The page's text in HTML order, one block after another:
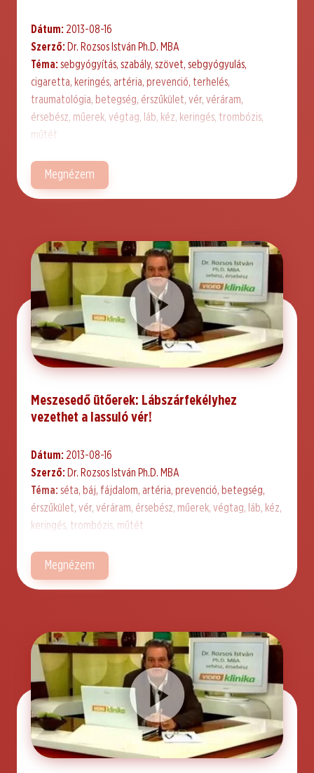
Dátum: 2013-08-16
Szerző: Dr. Rozsos István Ph.D. MBA
Téma: sebgyógyítás, szabály, szövet, sebgyógyulás,
cigaretta, keringés, artéria, prevenció, terhelés,
traumatológia, betegség, érszűkület, vér, véráram,
érsebész, műerek, végtag, láb, kéz, keringés, trombózis,
műtét
Megnézem
Meszesedő ütőerek: Lábszárfekélyhez
vezethet a lassuló vér!
Dátum: 2013-08-16
Szerző: Dr. Rozsos István Ph.D. MBA
Téma: séta, báj, fájdalom, artéria, prevenció, betegség,
érszűkület, vér, véráram, érsebész, műerek, végtag, láb, kéz,
keringés, trombózis, műtét
Megnézem